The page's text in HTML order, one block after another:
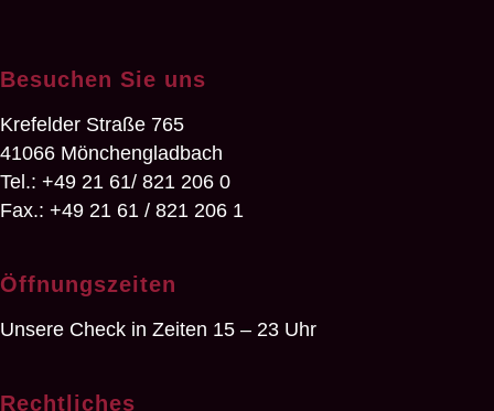
Besuchen Sie uns
Krefelder Straße 765
41066 Mönchengladbach
Tel.: +49 21 61/ 821 206 0
Fax.: +49 21 61 / 821 206 1
Öffnungszeiten
Unsere Check in Zeiten 15 – 23 Uhr
Rechtliches